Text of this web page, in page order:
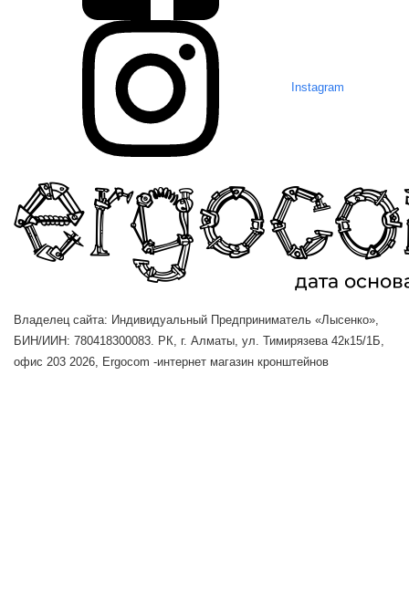
Instagram
Владелец сайта: Индивидуальный Предприниматель «Лысенко»,
БИН/ИИН: 780418300083. РК, г. Алматы, ул. Тимирязева 42к15/1Б,
офис 203 2026, Ergocom -интернет магазин кронштейнов